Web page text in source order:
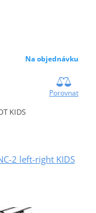
Na objednávku
Porovnat
KIDS
2 left-right KIDS